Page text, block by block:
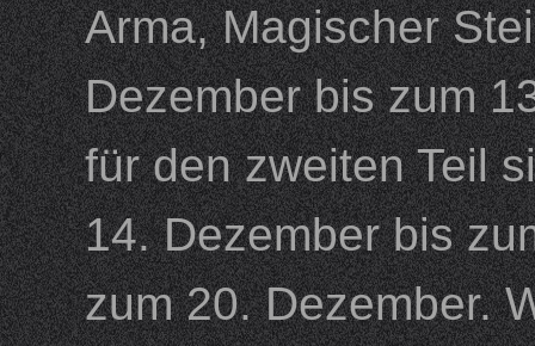
Arma, Magischer
Dezember bis zum
für den zweiten Teil
14. Dezember bis
zum 20. Dezember.